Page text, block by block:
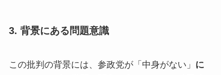
3. 背景にある問題意識
この批判の背景には、参政党が「中身がない」 に